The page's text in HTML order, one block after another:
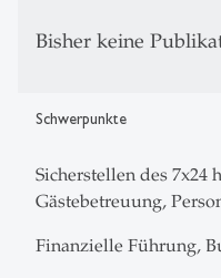
Bisher keine
Schwerpunkte
Sicherstellen des 7x24
Gästebetreuung,
Finanzielle Führung,